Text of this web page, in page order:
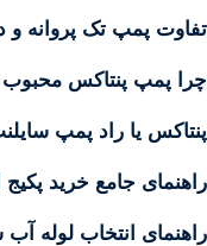
تفاوت پمپ تک پروانه و
چرا پمپ پنتاکس
پنتاکس یا راد پمپ
راهنمای جامع خرید پکیج
راهنمای انتخاب لوله